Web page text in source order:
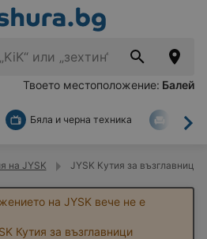
Твоето местоположение: Балей
Бяла и черна техника За
на JYSK JYSK Кутия за възглавници
на JYSK вече не е
Кутия за възглавници